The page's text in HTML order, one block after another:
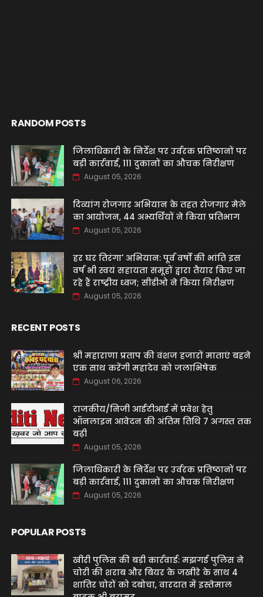
RANDOM POSTS
जिलाधिकारी के निर्देश पर उर्वरक प्रतिष्ठानों पर
बड़ी कार्रवाई, 111 दुकानों का औचक निरीक्षण
August 05, 2026
दिव्यांग रोजगार अभियान के तहत रोजगार मेले
का आयोजन, 44 अभ्यर्थियों ने किया प्रतिभाग
August 05, 2026
हर घर तिरंगा' अभियान: पूर्व वर्षों की भांति इस
वर्ष भी स्वयं सहायता समूहों द्वारा तैयार किए जा
रहे हैं राष्ट्रीय ध्वज; सीडीओ ने किया निरीक्षण
August 05, 2026
RECENT POSTS
श्री महाराणा प्रताप की वंशज हजारों माताएं बहने
एक साथ करेंगी महादेव को जलाभिषेक
August 06, 2026
राजकीय/निजी आईटीआई में प्रवेश हेतु
ऑनलाइन आवेदन की अंतिम तिथि 7 अगस्त तक
बढ़ी
August 05, 2026
जिलाधिकारी के निर्देश पर उर्वरक प्रतिष्ठानों पर
बड़ी कार्रवाई, 111 दुकानों का औचक निरीक्षण
August 05, 2026
POPULAR POSTS
खीरी पुलिस की बड़ी कार्रवाई: मझगई पुलिस ने
चोरी की शराब और बियर के जखीरे के साथ 4
शातिर चोरों को दबोचा, वारदात में इस्तेमाल